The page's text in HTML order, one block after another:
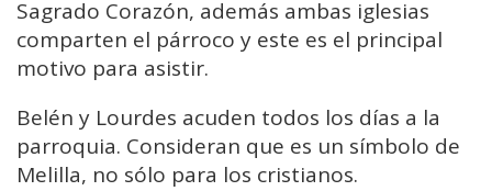
Sagrado Corazón, además ambas iglesias
comparten el párroco y este es el principal
motivo para asistir.
Belén y Lourdes acuden todos los días a la
parroquia. Consideran que es un símbolo de
Melilla, no sólo para los cristianos.